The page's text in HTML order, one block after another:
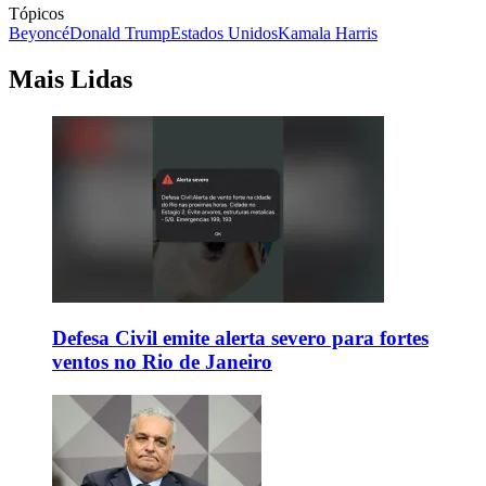
Tópicos
BeyoncéDonald TrumpEstados UnidosKamala Harris
Mais Lidas
Defesa Civil emite alerta severo para fortes
ventos no Rio de Janeiro